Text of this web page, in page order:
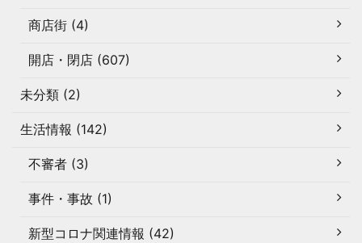
商店街 (4)
開店・閉店 (607)
未分類 (2)
生活情報 (142)
不審者 (3)
事件・事故 (1)
新型コロナ関連情報 (42)